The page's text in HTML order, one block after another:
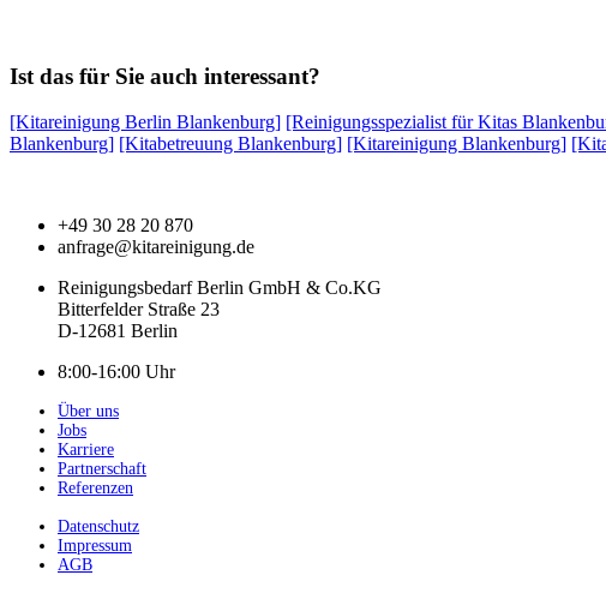
Ist das für Sie auch interessant?
[Kitareinigung Berlin Blankenburg] [Reinigungsspezialist für Kitas
Blankenburg] [Kitabetreuung Blankenburg] [Kitareinigung Blankenburg]
+49 30 28 20 870
anfrage@kitareinigung.de
Reinigungsbedarf Berlin GmbH & Co.KG
Bitterfelder Straße 23
D-12681 Berlin
8:00-16:00 Uhr
Über uns
Jobs
Karriere
Partnerschaft
Referenzen
Datenschutz
Impressum
AGB